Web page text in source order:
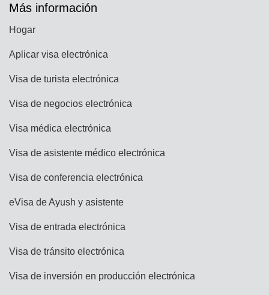
Más información
Hogar
Aplicar visa electrónica
Visa de turista electrónica
Visa de negocios electrónica
Visa médica electrónica
Visa de asistente médico electrónica
Visa de conferencia electrónica
eVisa de Ayush y asistente
Visa de entrada electrónica
Visa de tránsito electrónica
Visa de inversión en producción electrónica